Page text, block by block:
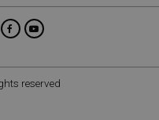
reserved